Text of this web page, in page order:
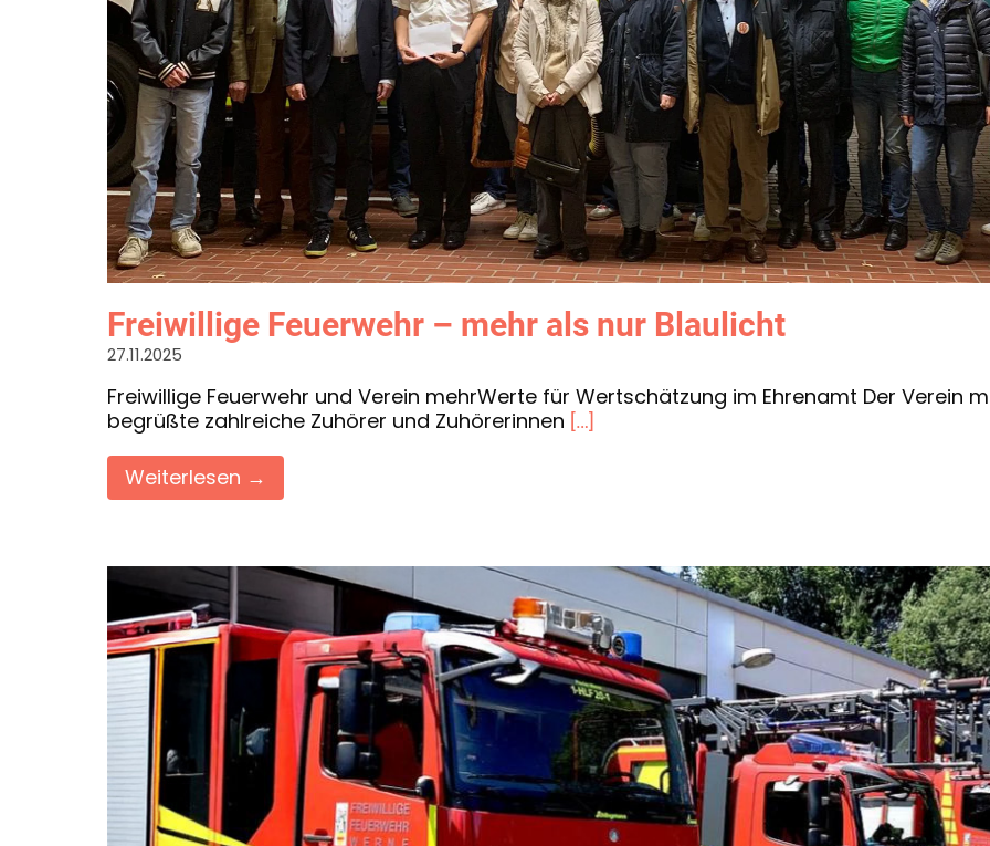
Freiwillige Feuerwehr – mehr als nur Blaulicht
27.11.2025
Freiwillige Feuerwehr und Verein mehrWerte für Wertschätzung im Ehrenamt Der Verein
begrüßte zahlreiche Zuhörer und Zuhörerinnen […]
Weiterlesen →